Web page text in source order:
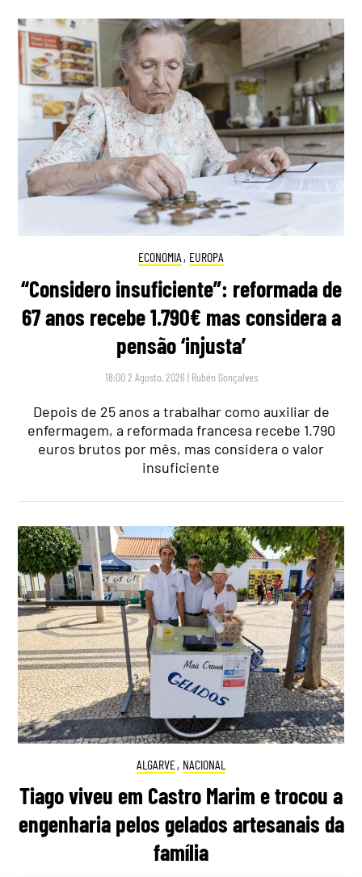
ECONOMIA , EUROPA
“Considero insuficiente”: reformada de
67 anos recebe 1.790€ mas considera a
pensão ‘injusta’
18:00 2 Agosto, 2026 | Rubén Gonçalves
Depois de 25 anos a trabalhar como auxiliar de
enfermagem, a reformada francesa recebe 1.790
euros brutos por mês, mas considera o valor
insuficiente
ALGARVE, NACIONAL
Tiago viveu em Castro Marim e trocou a
engenharia pelos gelados artesanais da
família